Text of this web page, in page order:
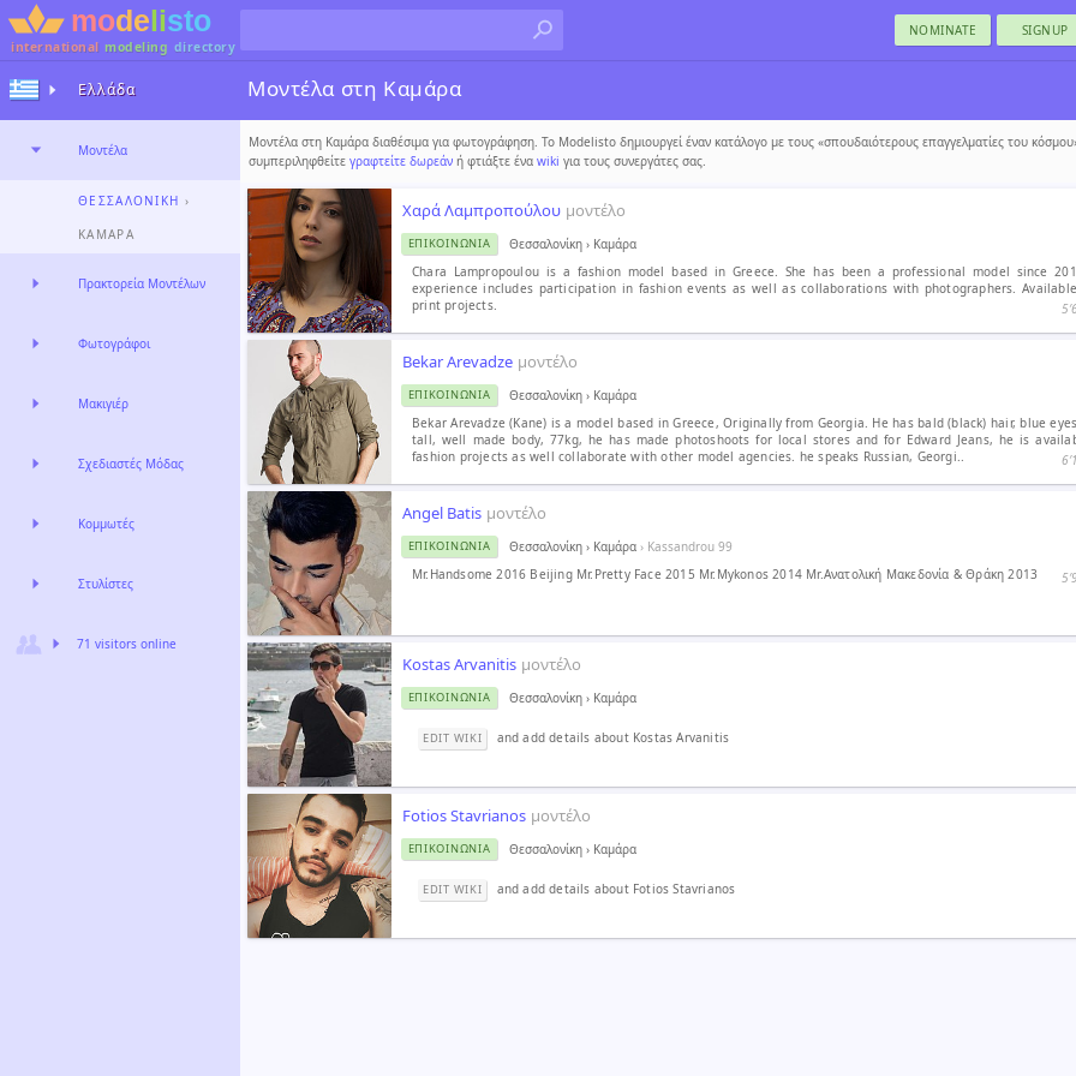
international modeling directory
NOMINATE SIGNUP
Μοντέλα στη Καμάρα
Μοντέλα στη Καμάρα διαθέσιμα για φωτογράφηση. Το Modelisto δημιουργεί έναν κατάλογο με τους «σπουδαιότερους επαγγελματίες του
συμπεριληφθείτε γραφτείτε δωρεάν ή φτιάξτε ένα wiki για τους συνεργάτες σας.
Χαρά Λαμπροπούλου μοντέλο
ΕΠΙΚΟΙΝΩΝΊΑ Θεσσαλονίκη› Καμάρα
Chara Lampropoulou is a fashion model based in Greece. She has been a professional model since
experience includes participation in fashion events as well as collaborations with photographers.
print projects.
Bekar Arevadze μοντέλο
ΕΠΙΚΟΙΝΩΝΊΑ Θεσσαλονίκη› Καμάρα
Bekar Arevadze (Kane) is a model based in Greece, Originally from Georgia. He has bald (black) hair, blue
tall, well made body, 77kg, he has made photoshoots for local stores and for Edward Jeans, he is
fashion projects as well collaborate with other model agencies. he speaks Russian, Georgi..
Angel Batis μοντέλο
ΕΠΙΚΟΙΝΩΝΊΑ Θεσσαλονίκη› Καμάρα › Kassandrou 99
Mr.Handsome 2016 Beijing Mr.Pretty Face 2015 Mr.Mykonos 2014 Mr.Ανατολική Μακεδονία & Θράκη 2013
Kostas Arvanitis μοντέλο
ΕΠΙΚΟΙΝΩΝΊΑ Θεσσαλονίκη› Καμάρα
EDIT WIKI and add details about Kostas Arvanitis
Fotios Stavrianos μοντέλο
ΕΠΙΚΟΙΝΩΝΊΑ Θεσσαλονίκη› Καμάρα
EDIT WIKI and add details about Fotios Stavrianos
Ελλάδα
Μοντέλα
ΘΕΣΣΑΛΟΝΊΚΗ ›
ΚΑΜΆΡΑ
Πρακτορεία Μοντέλων
Φωτογράφοι
Μακιγιέρ
Σχεδιαστές Μόδας
Κομμωτές
Στυλίστες
71 visitors online